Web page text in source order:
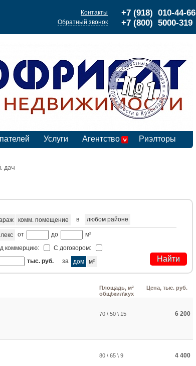
+7 (918) 010-44-66
+7 (800) 5000-319
Контакты
Обратный звонок
Услуги Агентство Риэлторы
дач
комм. помещение в любом районе
от до
м²
коммерцию:
С договором:
тыс. руб. за дом м²
Площадь, м²
общ\жил\кух
Цена, тыс. руб.
70 \ 50 \ 15 6 200
80 \ 65 \ 9 4 400